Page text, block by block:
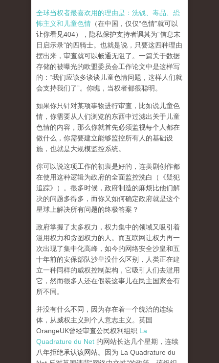
全球当权者最喜欢用的理由是：洗钱、毒品、恐
怖主义和儿童色情 （在中国，仅仅“色情”就可以
让你看见404），隐私保护支持者讽其为“信息末
日启示录”的四骑士。也就是说，只要这四种理由
摆出来，审查就可以畅通无阻了。一篇关于数据
存储的被曝光的欧盟委员会工作论文中是这样写
的：“我们应该多谈谈儿童色情问题，这样人们就
会支持我们了”。你瞧，当权者都很聪明。
如果你只针对某项事物进行审查，比如说儿童色
情，你需要从人们浏览的东西中过滤出关于儿童
色情的内容，那么你就首先必须监视每个人都在
做什么，你需要建立能够监控所有人的基础设
施，也就是大规模监控系统。
你可以说这项工作的初衷是好的，连美剧创作都
在使用这种逻辑为政府的全面监控洗白（《疑犯
追踪》）。 很多时候，政府制造的麻烦比他们解
决的问题多得多，而你又如何确定政府就是这个
星球上解决所有问题的终极答案？
政府掌握了太多权力，权力集中的领域又吸引着
滥用权力和贪图权力的人。而互联网让权力再一
次出现了集中化高峰， 如今的网络安全沙皇和五
十年前的安保部队沙皇没什么区别，人类正在建
立一种同样的威权控制架构，它吸引人们去滥用
它，然而很多人还在假装这事儿在民主国家会有
所不同。
并没有什么不同，因为存在着一个统治的连续
体，从威权主义到个人意志主义。英国
OrangeUK曾经审查公民权利组织 La
Quadrature du Net 的网站长达几个星期，连续
八年拒绝承认该网站。因为 La Quadrature du